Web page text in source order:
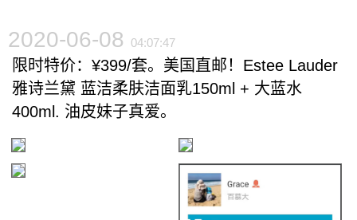
2020-06-08 04:07:47
限时特价：¥399/套。美国直邮！Estee Lauder
雅诗兰黛 蓝洁柔肤洁面乳150ml + 大蓝水
400ml. 油皮妹子真爱。